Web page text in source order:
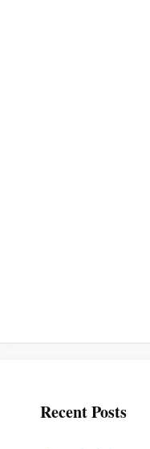
Recent Posts